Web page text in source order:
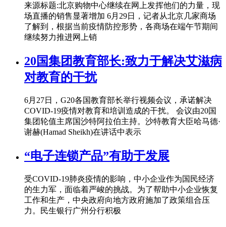
来源标题:北京购物中心继续在网上发挥他们的力量，现
场直播的销售显著增加 6月29日，记者从北京几家商场
了解到，根据当前疫情防控形势，各商场在端午节期间
继续努力推进网上销
20国集团教育部长:致力于解决艾滋病
对教育的干扰
6月27日，G20各国教育部长举行视频会议，承诺解决
COVID-19疫情对教育和培训造成的干扰。 会议由20国
集团轮值主席国沙特阿拉伯主持。沙特教育大臣哈马德·
谢赫(Hamad Sheikh)在讲话中表示
“电子连锁产品”有助于发展
受COVID-19肺炎疫情的影响，中小企业作为国民经济
的生力军，面临着严峻的挑战。为了帮助中小企业恢复
工作和生产，中央政府向地方政府施加了政策组合压
力。民生银行广州分行积极